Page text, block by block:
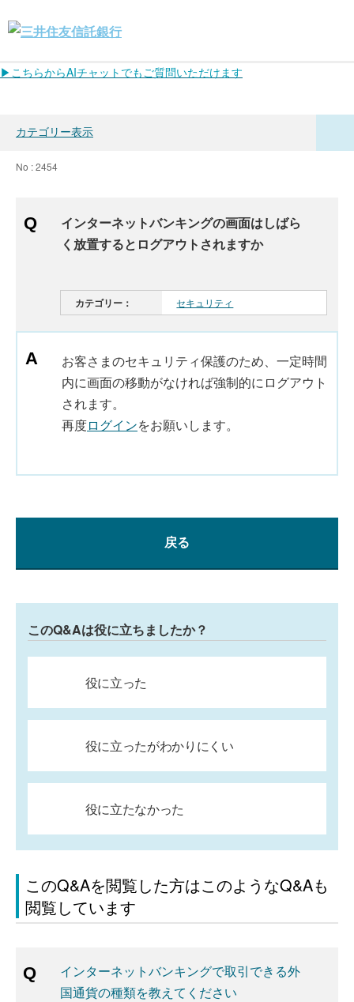
▶こちらからAIチャットでもご質問いただけます
カテゴリー表示
No : 2454
インターネットバンキングの画面はしばら
く放置するとログアウトされますか
カテゴリー： セキュリティ
お客さまのセキュリティ保護のため、一定時間
内に画面の移動がなければ強制的にログアウト
されます。
再度ログインをお願いします。
戻る
このQ&Aは役に立ちましたか？
役に立った
役に立ったがわかりにくい
役に立たなかった
このQ&Aを閲覧した方はこのようなQ&Aも
閲覧しています
インターネットバンキングで取引できる外
国通貨の種類を教えてください